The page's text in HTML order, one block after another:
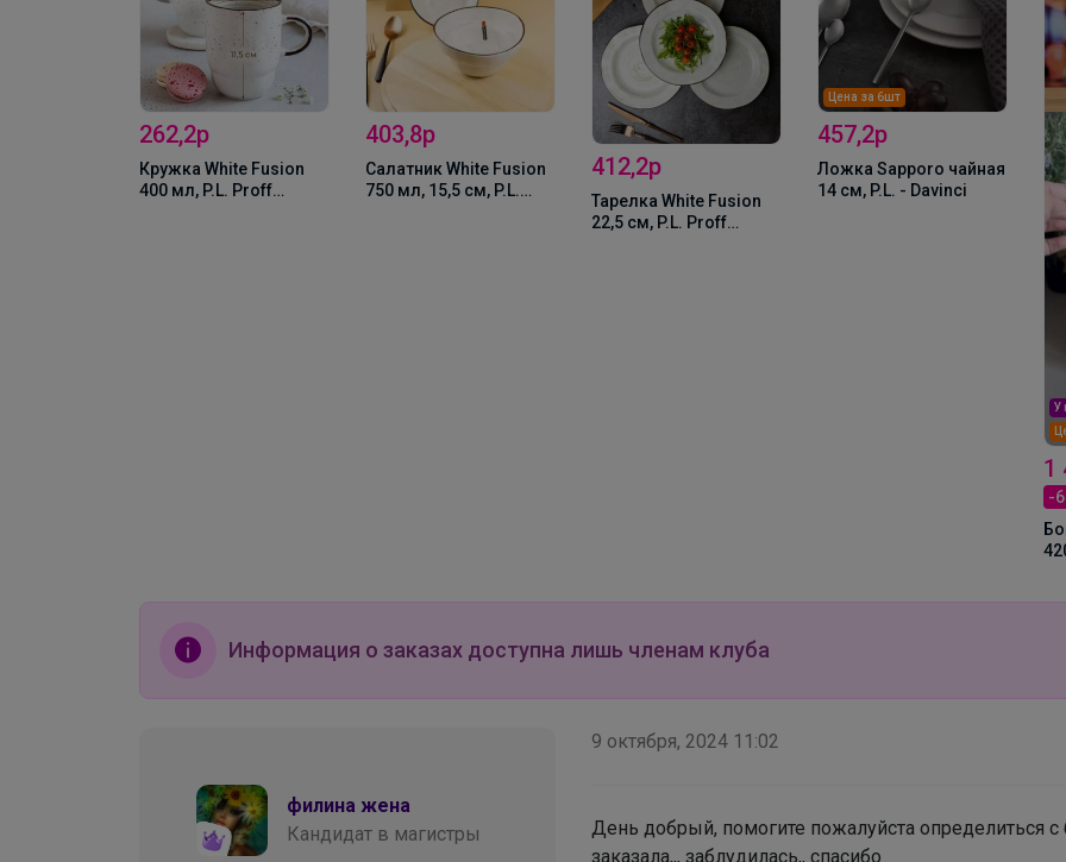
262,2р
Кружка White Fusion
400 мл, P.L. Proff
403,8р
Салатник White Fusion
750 мл, 15,5 см, P.L.
412,2р
Тарелка White Fusion
22,5 см, P.L. Proff
Цена за 6шт
457,2р
Ложка Sapporo чайная
14 см, P.L. - Davinci
У
1
-
Информация о заказах доступна лишь членам клуба
филина жена
Кандидат в магистры
9 октября, 2024 11:02
День добрый, помогите пожалуйста определиться
заказала,,, заблудилась,, спасибо
Брюнетка